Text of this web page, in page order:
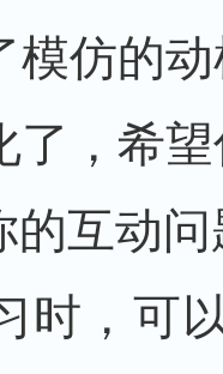
模仿的
了，希
的互动
时，可